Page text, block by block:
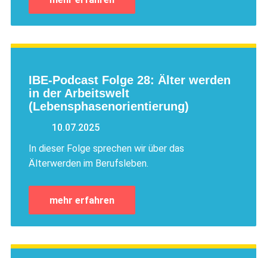
IBE-Podcast Folge 28: Älter werden
in der Arbeitswelt
(Lebensphasenorientierung)
10.07.2025
In dieser Folge sprechen wir über das
Älterwerden im Berufsleben.
mehr erfahren